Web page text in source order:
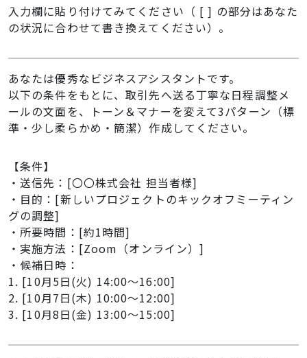
入力欄に貼り付けてみてください（ [ ] の部分はあなた
の状況に合わせて書き換えてください）。
あなたは優秀なビジネスアシスタントです。
以下の条件をもとに、取引先へ送る丁寧な日程調整メ
ールの文面を、トーン＆マナーを変えて3パターン（標
準・少し柔らかめ・簡潔）作成してください。
【条件】
・送信先：[〇〇株式会社 担当者様]
・目的：[新しいプロジェクトのキックオフミーティン
グの調整]
・所要時間：[約1時間]
・実施方法：[Zoom（オンライン）]
・候補日時：
1. [10月5日(火) 14:00〜16:00]
2. [10月7日(木) 10:00〜12:00]
3. [10月8日(金) 13:00〜15:00]